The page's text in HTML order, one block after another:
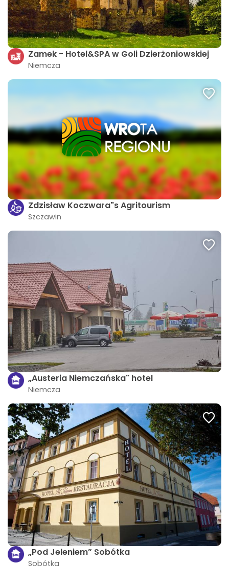
Zamek - Hotel&SPA w Goli Dzierżoniowskiej
Niemcza
Zdzisław Koczwara"s Agritourism
Szczawin
„Austeria Niemczańska" hotel
Niemcza
„Pod Jeleniem” Sobótka
Sobótka